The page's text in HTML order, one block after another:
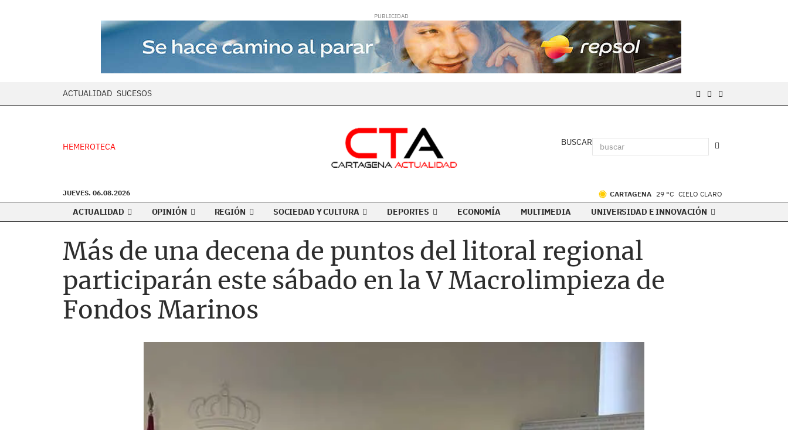
ACTUALIDAD SUCESOS
HEMEROTECA BUSCAR
JUEVES. 06.08.2026 CARTAGENA 29 °C CIELO CLARO
ACTUALIDAD OPINIÓN REGIÓN SOCIEDAD Y CULTURA DEPORTES ECONOMÍA MULTIMEDIA UNIVERSIDAD E INNOVACIÓN
Más de una decena de puntos del litoral regional
participarán este sábado en la V Macrolimpieza de
Fondos Marinos